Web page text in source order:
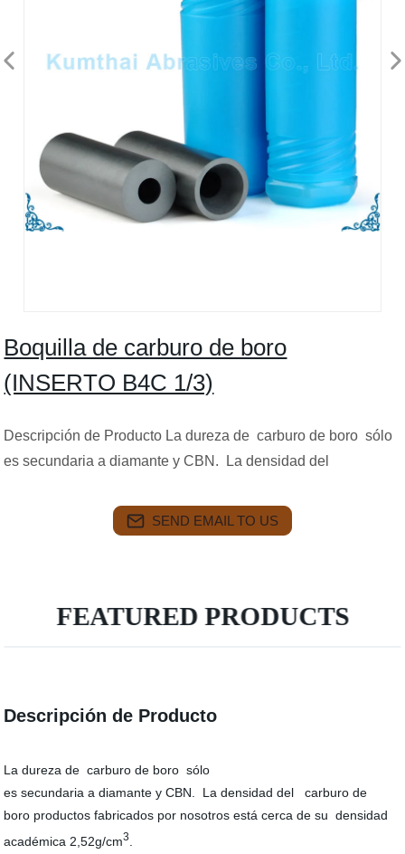
Boquilla de carburo de boro
(INSERTO B4C 1/3)
Descripción de Producto La dureza de carburo de boro sólo
es secundaria a diamante y CBN. La densidad del
SEND EMAIL TO US
FEATURED PRODUCTS
Descripción de Producto
La dureza de carburo de boro sólo
es secundaria a diamante y CBN. La densidad del carburo de
boro productos fabricados por nosotros está cerca de su densidad
académica 2,52g/cm3